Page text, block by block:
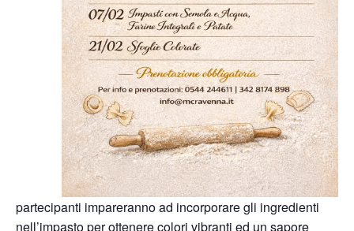
partecipanti impareranno ad incorporare gli ingredienti
nell’impasto per ottenere colori vibranti ed un sapore